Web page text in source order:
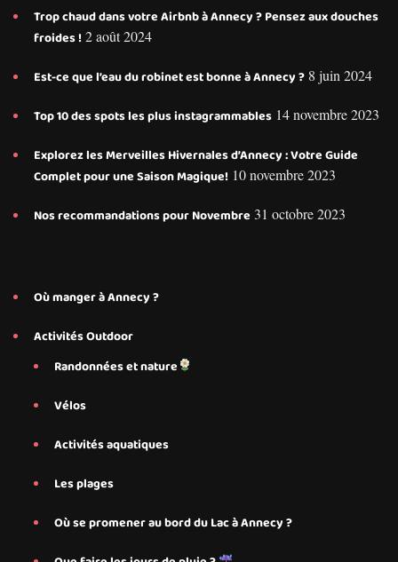
Trop chaud dans votre Airbnb à Annecy ? Pensez aux douches
froides ! 2 août 2024
Est-ce que l’eau du robinet est bonne à Annecy ? 8 juin 2024
Top 10 des spots les plus instagrammables 14 novembre 2023
Explorez les Merveilles Hivernales d’Annecy : Votre Guide
Complet pour une Saison Magique! 10 novembre 2023
Nos recommandations pour Novembre 31 octobre 2023
Où manger à Annecy ?
Activités Outdoor
Randonnées et nature
Vélos
Activités aquatiques
Les plages
Où se promener au bord du Lac à Annecy ?